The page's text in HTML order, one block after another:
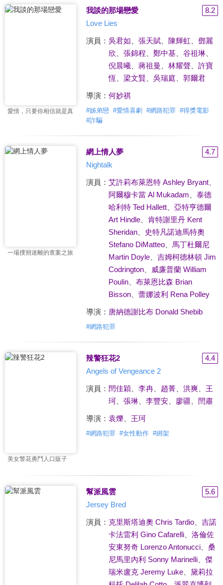
愛情，只要你相信就是真
我談的那場戀愛
8.2
Love Lies
演員： 吳君如 張天賦、 陳輝虹、 鄧麗
欣
張錦程 鄭中基、 谷祖琳、
倪晨曦、 蔣祖曼 林耀聲、 許寶
恆、 梁文賢 吳瑞庭 郭爾君
導演： 何妙祺
#姊弟戀 #愛情喜劇 #網路犯罪 #得獎電影
#詐騙
一場撲朔迷離的查案之旅
網上情人夢
4.7
Nightalk
演員： 艾許莉布萊恩特 Ashley Bryant、
阿爾穆卡當 Al Mukadam
泰德
哈利特 Ted Hallett、 亞特亨德爾
Art Hindle、 肯特謝里丹 Kent
Sheridan、
史特凡諾迪馬特奧
Stefano DiMatteo、 馬丁杜爾尼
Martin Doyle、 吉姆柯德林頓 Jim
Codrington、
威廉普蘭 William
Poulin、 布萊恩比森 Brian
Bisson、 蕾娜波利 Rena Polley
導演： 唐納德謝比布 Donald Shebib
#網路犯罪
美女警花勇鬥人口販子
辣警狂花2
4.4
Angels of Vengeance 2
演員： 閆佳穎 李冉、 趙菁、 洪爽、 王
珂、 張琳、 李豐安、 廖疆 閆肅
導演： 袁爍、 王珂
#網路犯罪 #女性動作 #綁架
幫派風雲
5.6
Jersey Bred
演員： 克里斯塔迪奧 Chris Tardio、 吉諾
卡法雷利 Gino Cafarelli、 洛倫佐
安東努奇 Lorenzo Antonucci、 桑
尼馬里內利 Sonny Marinelli、 傑
瑞米盧克 Jeremy Luke、 黛莉拉